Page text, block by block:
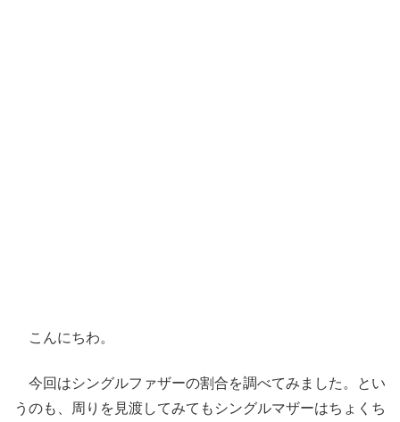
こんにちわ。
今回はシングルファザーの割合を調べてみました。とい
うのも、周りを見渡してみてもシングルマザーはちょくち